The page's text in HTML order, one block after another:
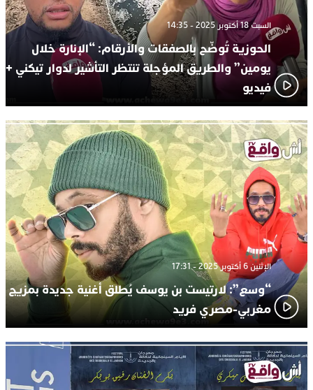
السبت 18 أكتوبر 2025 - 14:35
الحوزية تُوضّح بالصفقات والأرقام: “الإنارة خلال
يومين” والطريق المؤجلة تنتظر التأشير لدوار تيكني +
فيديو
الإثنين 6 أكتوبر 2025 - 17:31
“وسع”: لارتيست بن يوسف يُطلق أغنية جديدة بمزيج
مغربي-مصري فريد